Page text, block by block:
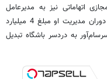
اتهاماتی نیز به مدیرعامل
اسبق سرخ‌ها وارد آمده است. از جمله اینکه در دوران مدیریت او مبلغ 4 میلیارد
به دردسر باشگاه تبدیل